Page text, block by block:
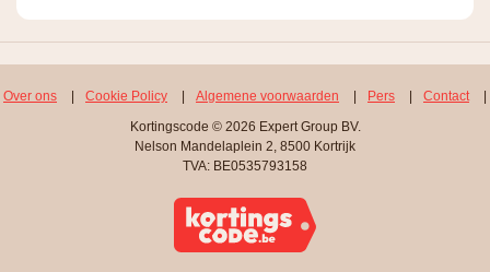
Over ons Cookie Policy Algemene voorwaarden Pers Contact
Kortingscode © 2026 Expert Group BV.
Nelson Mandelaplein 2, 8500 Kortrijk
TVA: BE0535793158